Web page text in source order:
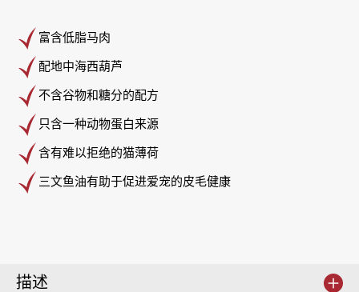
富含低脂马肉
配地中海西葫芦
不含谷物和糖分的配方
只含一种动物蛋白来源
含有难以拒绝的猫薄荷
三文鱼油有助于促进爱宠的皮毛健康
描述